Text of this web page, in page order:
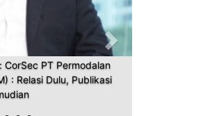
CorSec PT Permodalan
: Relasi Dulu, Publikasi